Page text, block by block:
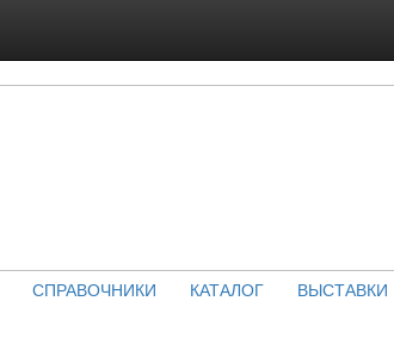
СПРАВОЧНИКИ КАТАЛОГ ВЫСТАВКИ